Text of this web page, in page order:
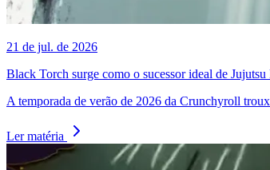
21 de jul. de 2026
Black Torch surge como o sucessor ideal de
A temporada de verão de 2026 da Crunchyroll
Ler matéria